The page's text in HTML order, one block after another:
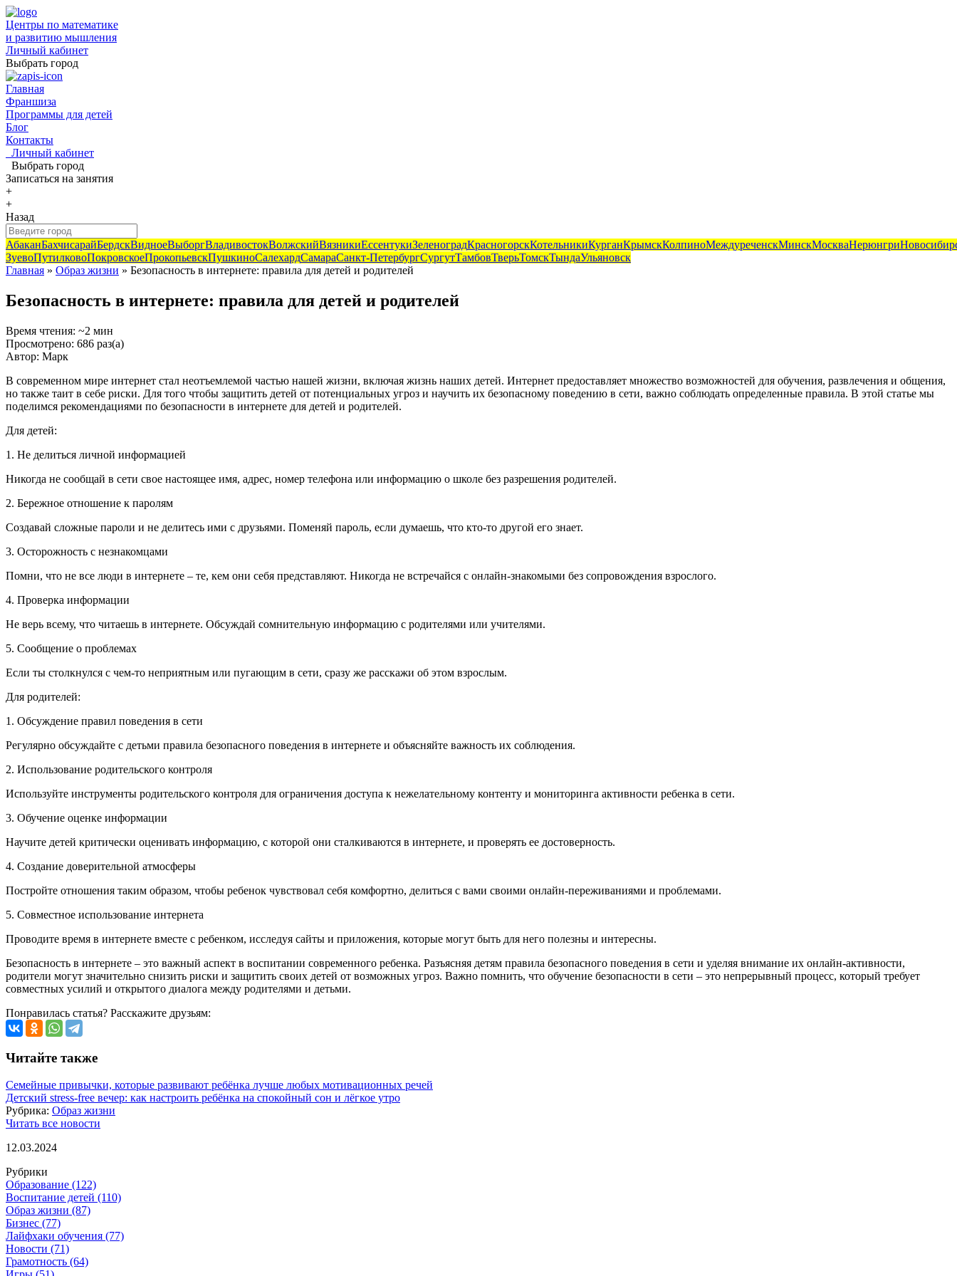
Центры по математике
и развитию мышления
Личный кабинет
Выбрать город
Главная
Франшиза
Программы для детей
Блог
Контакты
Личный кабинет
Выбрать город
Записаться на занятия
+
+
Назад
АбаканБахчисарайБердскВидноеВыборгВладивостокВолжскийВязникиЕссентукиЗеленоградКрасногорскКотельникиКурганКрымскКолпиноМеждуреченскМинскМоскваНерюнгри
ЗуевоПутилковоПокровскоеПрокопьевскПушкиноСалехардСамараСанкт-ПетербургСургутТамбовТверьТомскТындаУльяновск
Главная » Образ жизни » Безопасность в интернете: правила для детей и родителей
Безопасность в интернете: правила для детей и родителей
Время чтения: ~2 мин
Просмотрено: 686 раз(а)
Автор: Марк
В современном мире интернет стал неотъемлемой частью нашей жизни, включая жизнь наших детей. Интернет предоставляет множество возможностей для обучения, развлечения и общения,
но также таит в себе риски. Для того чтобы защитить детей от потенциальных угроз и научить их безопасному поведению в сети, важно соблюдать определенные правила. В этой статье мы
поделимся рекомендациями по безопасности в интернете для детей и родителей.
Для детей:
1. Не делиться личной информацией
Никогда не сообщай в сети свое настоящее имя, адрес, номер телефона или информацию о школе без разрешения родителей.
2. Бережное отношение к паролям
Создавай сложные пароли и не делитесь ими с друзьями. Поменяй пароль, если думаешь, что кто-то другой его знает.
3. Осторожность с незнакомцами
Помни, что не все люди в интернете – те, кем они себя представляют. Никогда не встречайся с онлайн-знакомыми без сопровождения взрослого.
4. Проверка информации
Не верь всему, что читаешь в интернете. Обсуждай сомнительную информацию с родителями или учителями.
5. Сообщение о проблемах
Если ты столкнулся с чем-то неприятным или пугающим в сети, сразу же расскажи об этом взрослым.
Для родителей:
1. Обсуждение правил поведения в сети
Регулярно обсуждайте с детьми правила безопасного поведения в интернете и объясняйте важность их соблюдения.
2. Использование родительского контроля
Используйте инструменты родительского контроля для ограничения доступа к нежелательному контенту и мониторинга активности ребенка в сети.
3. Обучение оценке информации
Научите детей критически оценивать информацию, с которой они сталкиваются в интернете, и проверять ее достоверность.
4. Создание доверительной атмосферы
Постройте отношения таким образом, чтобы ребенок чувствовал себя комфортно, делиться с вами своими онлайн-переживаниями и проблемами.
5. Совместное использование интернета
Проводите время в интернете вместе с ребенком, исследуя сайты и приложения, которые могут быть для него полезны и интересны.
Безопасность в интернете – это важный аспект в воспитании современного ребенка. Разъясняя детям правила безопасного поведения в сети и уделяя внимание их онлайн-активности,
родители могут значительно снизить риски и защитить своих детей от возможных угроз. Важно помнить, что обучение безопасности в сети – это непрерывный процесс, который требует
совместных усилий и открытого диалога между родителями и детьми.
Понравилась статья? Расскажите друзьям:
Читайте также
Семейные привычки, которые развивают ребёнка лучше любых мотивационных речей
Детский stress-free вечер: как настроить ребёнка на спокойный сон и лёгкое утро
Рубрика: Образ жизни
Читать все новости
12.03.2024
Рубрики
Образование (122)
Воспитание детей (110)
Образ жизни (87)
Бизнес (77)
Лайфхаки обучения (77)
Новости (71)
Грамотность (64)